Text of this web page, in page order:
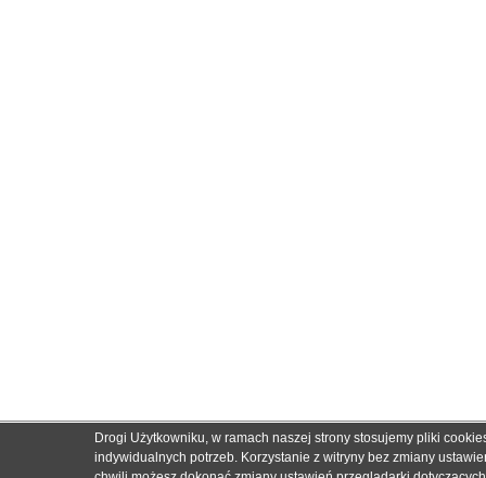
Drogi Użytkowniku, w ramach naszej strony stosujemy pliki
indywidualnych potrzeb. Korzystanie z witryny bez zmiany